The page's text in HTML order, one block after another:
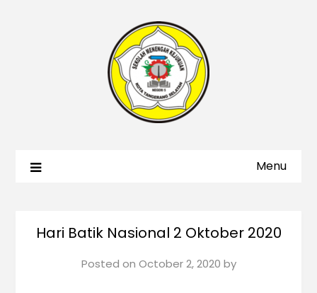
Menu
Hari Batik Nasional 2 Oktober 2020
Posted on October 2, 2020 by